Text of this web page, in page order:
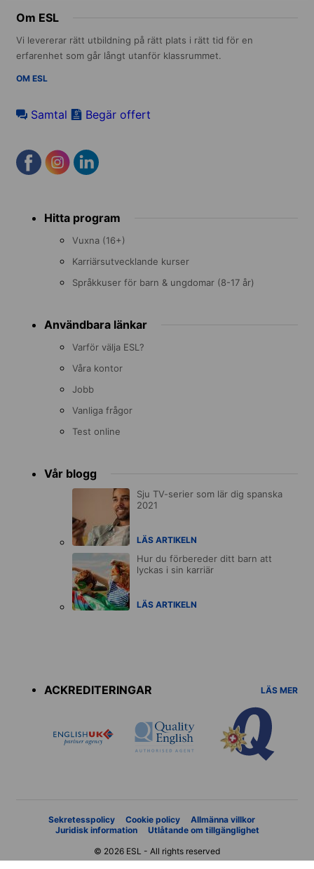
Om ESL
Vi levererar rätt utbildning på rätt plats i rätt tid för en
erfarenhet som går långt utanför klassrummet.
OM ESL
Samtal Begär offert
menu Hitta program
Vuxna (16+)
Karriärsutvecklande kurser
Språkkuser för barn & ungdomar (8-17 år)
Användbara länkar
Varför välja ESL?
Våra kontor
Jobb
Vanliga frågor
Test online
Vår blogg
Sju TV-serier som lär dig spanska
2021
LÄS ARTIKELN
Hur du förbereder ditt barn att
lyckas i sin karriär
LÄS ARTIKELN
ACKREDITERINGAR
LÄS MER
Sekretesspolicy Cookie policy
Allmänna villkor
Juridisk information
Utlåtande om tillgänglighet
© 2026 ESL - All rights reserved